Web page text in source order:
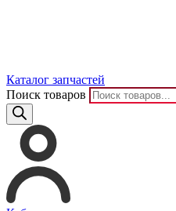
Каталог запчастей
Поиск товаров